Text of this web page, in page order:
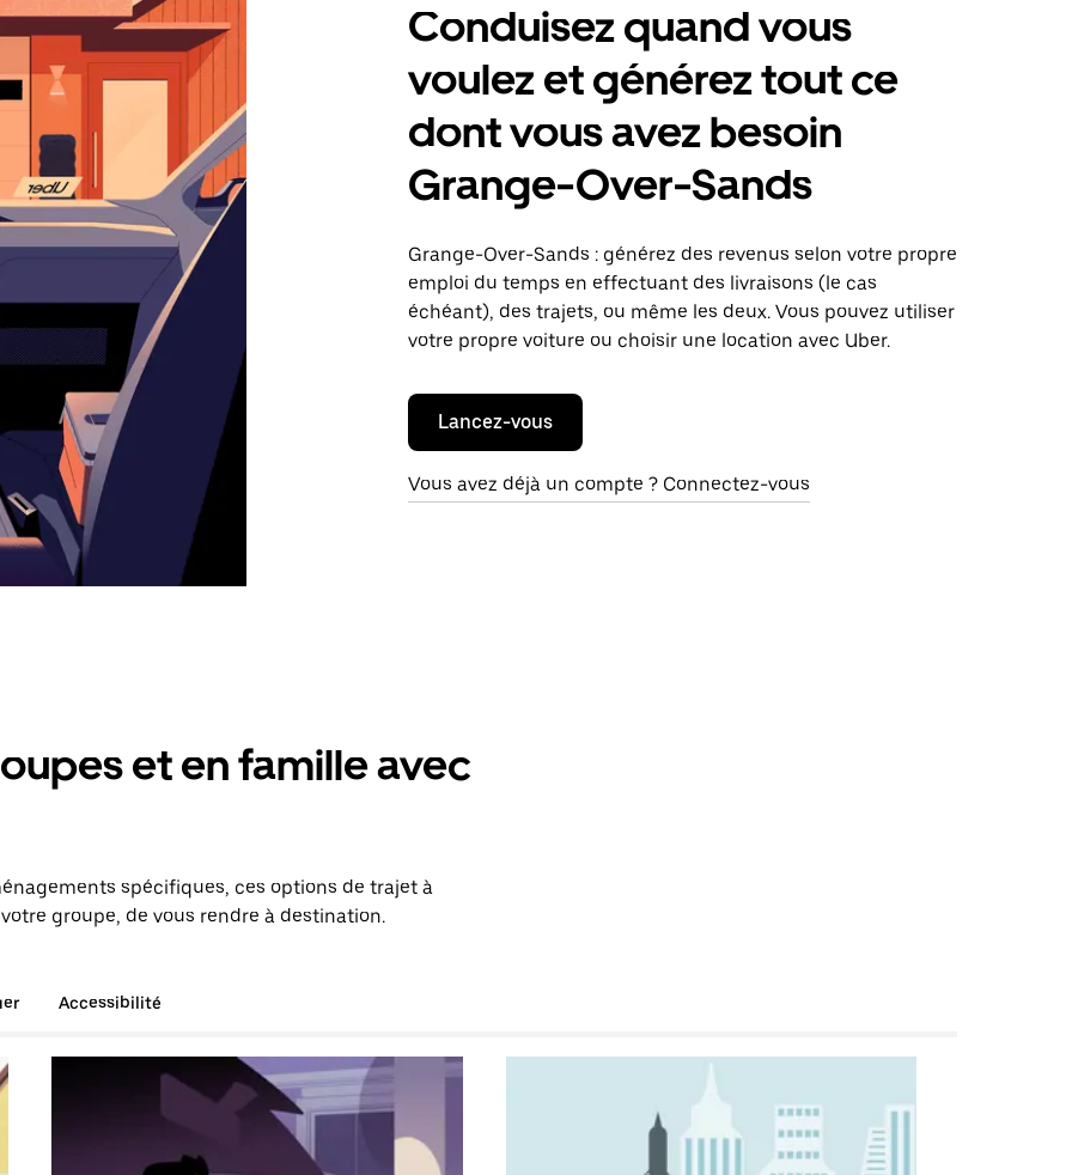
Conduisez quand vous
voulez et générez tout ce
dont vous avez besoin
Grange-Over-Sands
Grange-Over-Sands : générez des revenus selon votre propre
emploi du temps en effectuant des livraisons (le cas
échéant), des trajets, ou même les deux. Vous pouvez utiliser
votre propre voiture ou choisir une location avec Uber.
Lancez-vous
Vous avez déjà un compte ? Connectez-vous
et en famille avec
spécifiques, ces options de trajet à
groupe, de vous rendre à destination.
Accessibilité